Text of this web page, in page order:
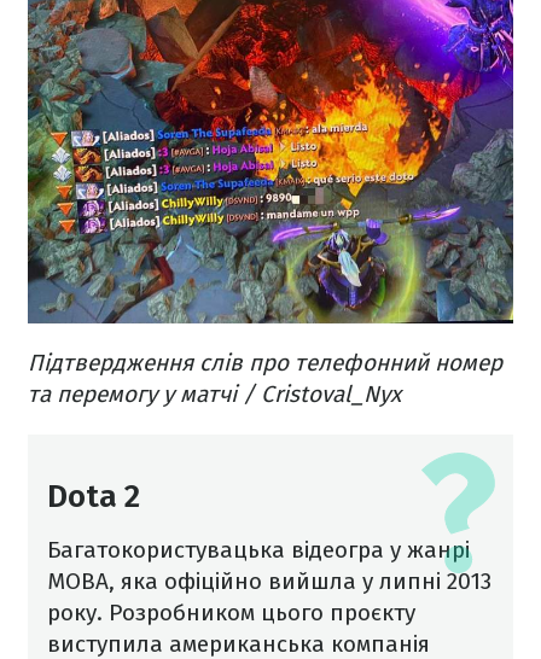
Підтвердження слів про телефонний номер
та перемогу у матчі / Cristoval_Nyx
Dota 2
Багатокористувацька відеогра у жанрі
MOBA, яка офіційно вийшла у липні 2013
року. Розробником цього проєкту
виступила американська компанія